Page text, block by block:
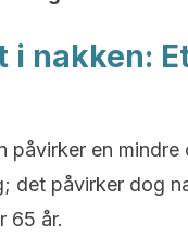
i nakken:
påvirker en mindre
det påvirker dog
65 år.